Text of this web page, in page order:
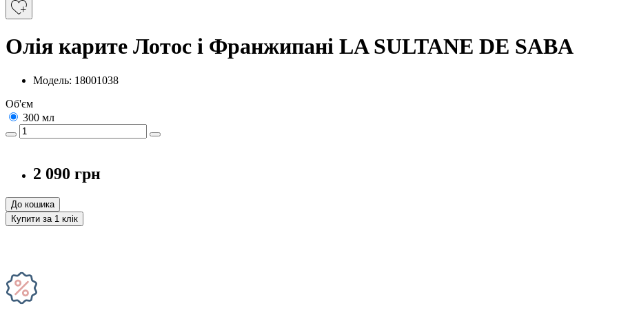
Олія карите Лотос і Франжипані LA SULTANE DE SABA
Модель: 18001038
Об'єм
300 мл
2 090 грн
До кошика
Купити за 1 клiк